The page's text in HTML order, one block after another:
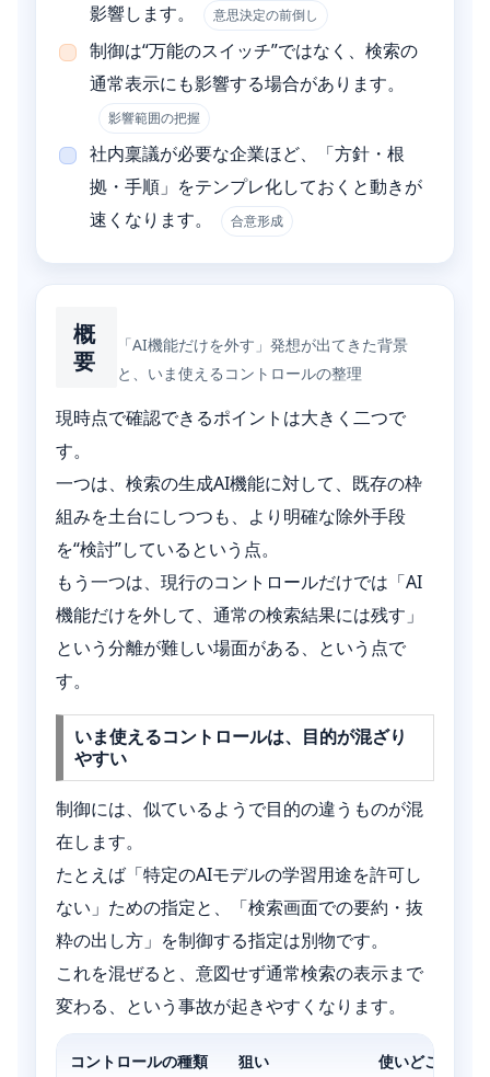
影響します。
意思決定の前倒し
制御は“万能のスイッチ”ではなく、検索の
通常表示にも影響する場合があります。
影響範囲の把握
社内稟議が必要な企業ほど、「方針・根
拠・手順」をテンプレ化しておくと動きが
速くなります。
合意形成
概
要
「AI機能だけを外す」発想が出てきた背景
と、いま使えるコントロールの整理
現時点で確認できるポイントは大きく二つで
す。
一つは、検索の生成AI機能に対して、既存の枠
組みを土台にしつつも、より明確な除外手段
を“検討”しているという点。
もう一つは、現行のコントロールだけでは「AI
機能だけを外して、通常の検索結果には残す」
という分離が難しい場面がある、という点で
す。
いま使えるコントロールは、目的が混ざり
やすい
制御には、似ているようで目的の違うものが混
在します。
たとえば「特定のAIモデルの学習用途を許可し
ない」ための指定と、「検索画面での要約・抜
粋の出し方」を制御する指定は別物です。
これを混ぜると、意図せず通常検索の表示まで
変わる、という事故が起きやすくなります。
コントロールの種類 狙い 使いどころ